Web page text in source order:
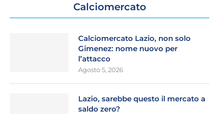
Calciomercato
Calciomercato Lazio, non solo
Gimenez: nome nuovo per
l’attacco
Agosto 5, 2026
Lazio, sarebbe questo il mercato a
saldo zero?